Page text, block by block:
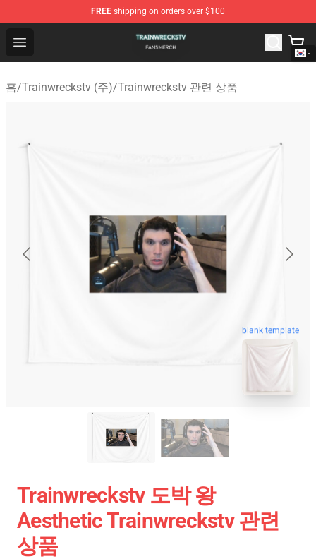
FREE shipping on orders over $100
Open menu
Trainwreckstv Shop - Official Trainwreckstv
홈/Trainwreckstv (주)/Trainwreckstv 관련 상품
blank template
Trainwreckstv 도박 왕
Aesthetic Trainwreckstv 관련
상품